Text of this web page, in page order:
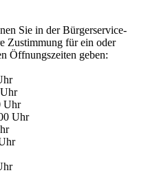
Sie in der Bürgerservice-
Zustimmung für ein oder
Öffnungszeiten geben:
Uhr
Uhr